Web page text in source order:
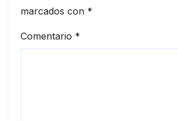
marcados con *
Comentario *